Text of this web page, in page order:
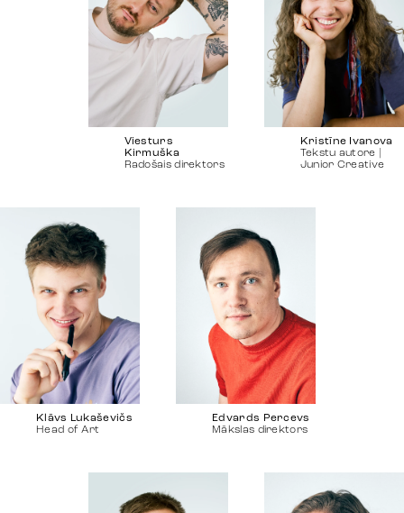
Viesturs
Kirmuška
Radošais direktors
Kristīne Ivanova
Tekstu autore |
Junior Creative
Klāvs Lukaševičs
Head of Art
Edvards Percevs
Mākslas direktors